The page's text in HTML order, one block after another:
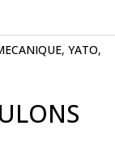
, YATO,